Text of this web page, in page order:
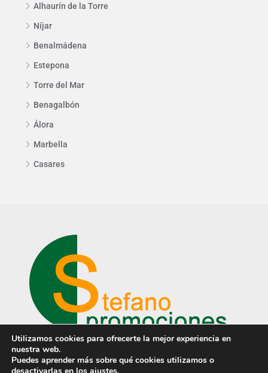
Alhaurín de la Torre
Níjar
Benalmádena
Estepona
Torre del Mar
Benagalbón
Álora
Marbella
Casares
Utilizamos cookies para ofrecerte la mejor experiencia en
nuestra web.
Puedes aprender más sobre qué cookies utilizamos o